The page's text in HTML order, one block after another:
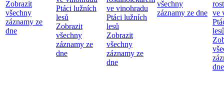
Zobrazit
všechny
záznamy ze
dne
Ptáci lužních
lesů
Zobrazit
všechny
záznamy ze
dne
ve vinohradu
Ptáci lužních
lesů
Zobrazit
všechny
záznamy ze
dne
všechny
záznamy ze dne ve
dne